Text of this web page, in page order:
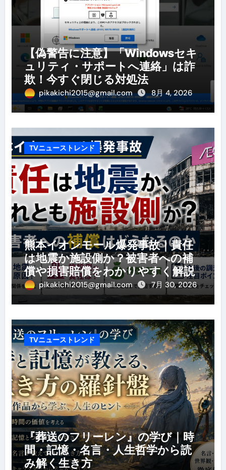
【偽警告に注意】「Windowsセキ
ュリティ・サポートへ連絡」は詐
欺！今すぐ閉じる対処法
pikakichi2015@gmail.com 8月 4, 2026
TVニューストレンド
熊本イオンモール爆発事故｜責任
は地震か施設側か？被害者への補
償や損害賠償をわかりやすく解説
pikakichi2015@gmail.com 7月 30, 2026
TVニューストレンド
『葬送のフリーレン』の学び｜時
間・記憶・名言・人生哲学から読
み解く生き方